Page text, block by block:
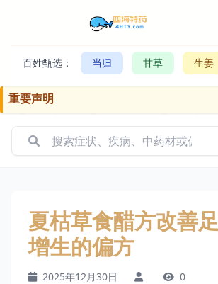
百姓甄选： 当归 甘草 生姜
重要声明
夏枯草食醋方改善
增生的偏方
2025年12月30日 0